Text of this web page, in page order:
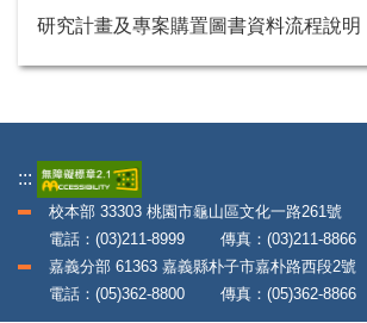
研究計畫及專案購置圖書資料流程說明
:::
校本部 33303 桃園市龜山區文化一路261號
電話：(03)211-8999 傳真：(03)211-8866
嘉義分部 61363 嘉義縣朴子市嘉朴路西段2號
電話：(05)362-8800 傳真：(05)362-8866